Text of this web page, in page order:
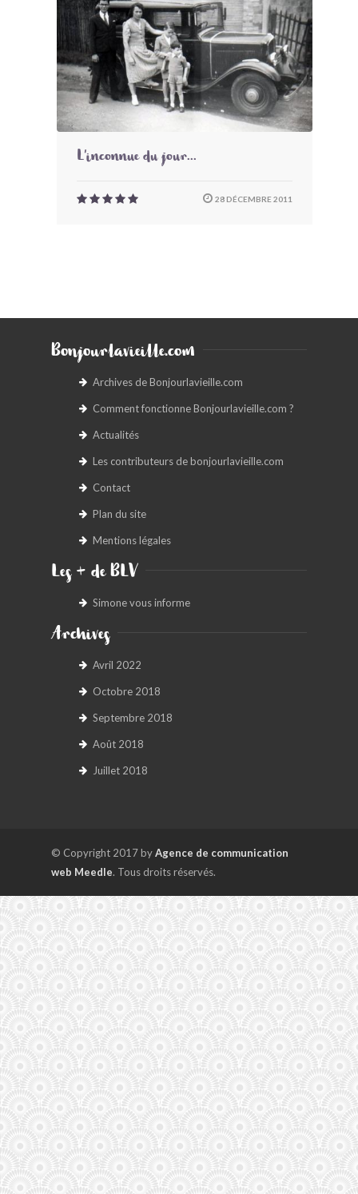
L'inconnue du jour...
28 DÉCEMBRE 2011
Bonjourlavieille.com
Archives de Bonjourlavieille.com
Comment fonctionne Bonjourlavieille.com ?
Actualités
Les contributeurs de bonjourlavieille.com
Contact
Plan du site
Mentions légales
Les + de BLV
Simone vous informe
Archives
Avril 2022
Octobre 2018
Septembre 2018
Août 2018
Juillet 2018
© Copyright 2017 byAgence de communication
web Meedle. Tous droits réservés.